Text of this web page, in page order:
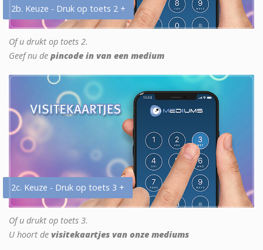
2b. Keuze - Druk op toets 2 +
Of u drukt op toets 2.
Geef nu de pincode in van een medium
2c. Keuze - Druk op toets 3 +
Of u drukt op toets 3.
U hoort de visitekaartjes van onze mediums